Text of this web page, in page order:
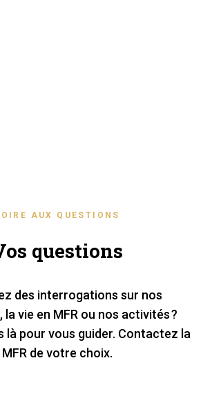
AUX QUESTIONS
questions
des interrogations sur nos
vie en MFR ou nos activités ?
là pour vous guider. Contactez la
MFR de votre choix.